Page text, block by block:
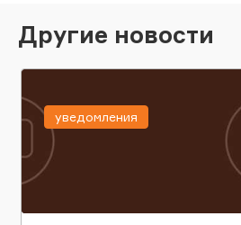
Другие новости
уведомления